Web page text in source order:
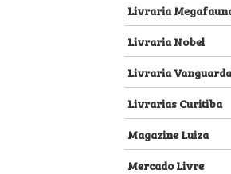
Livraria
Livraria Nobel
Livraria Vanguarda
Livrarias Curitiba
Magazine Luiza
Mercado Livre